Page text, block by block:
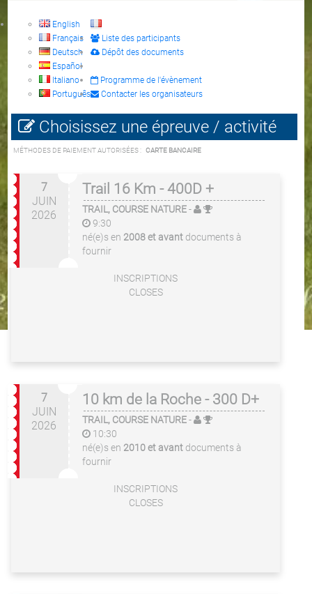
English
Français
Deutsch
Español
Italiano
Português
Liste des participants
Dépôt des documents
Programme de l'évènement
Contacter les organisateurs
Choisissez une épreuve / activité
MÉTHODES DE PAIEMENT AUTORISÉES : CARTE BANCAIRE
7
JUIN
2026
Trail 16 Km - 400D +
TRAIL, COURSE NATURE-
9:30
né(e)s en 2008 et avant documents à
fournir
INSCRIPTIONS
CLOSES
7
JUIN
2026
10 km de la Roche - 300 D+
TRAIL, COURSE NATURE-
10:30
né(e)s en 2010 et avant documents à
fournir
INSCRIPTIONS
CLOSES